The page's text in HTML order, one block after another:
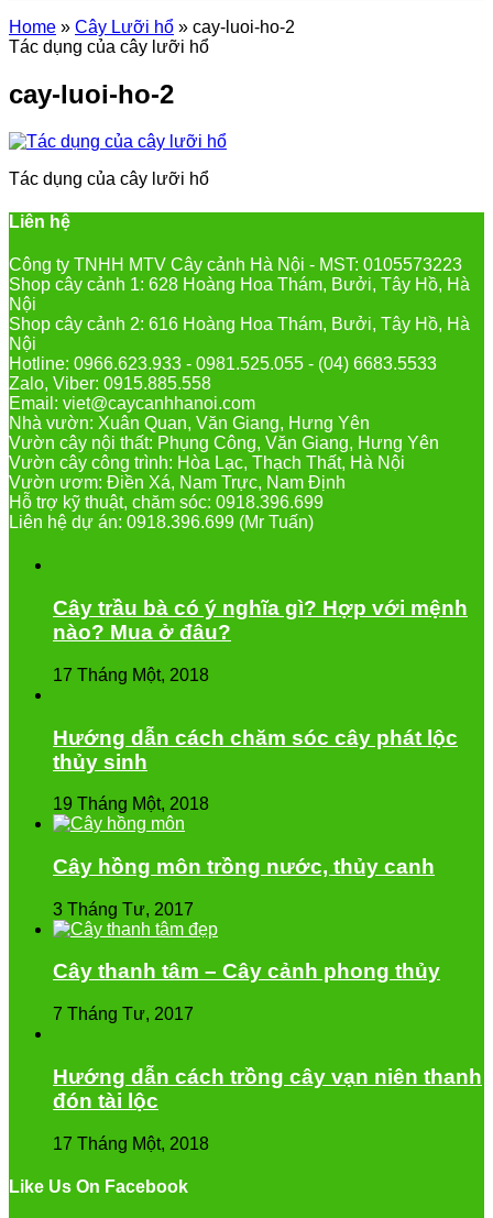
Home » Cây Lưỡi hổ » cay-luoi-ho-2
Tác dụng của cây lưỡi hổ
cay-luoi-ho-2
Tác dụng của cây lưỡi hổ
Liên hệ
Công ty TNHH MTV Cây cảnh Hà Nội - MST: 0105573223
Shop cây cảnh 1: 628 Hoàng Hoa Thám, Bưởi, Tây Hồ, Hà
Nội
Shop cây cảnh 2: 616 Hoàng Hoa Thám, Bưởi, Tây Hồ, Hà
Nội
Hotline: 0966.623.933 - 0981.525.055 - (04) 6683.5533
Zalo, Viber: 0915.885.558
Email: viet@caycanhhanoi.com
Nhà vườn: Xuân Quan, Văn Giang, Hưng Yên
Vườn cây nội thất: Phụng Công, Văn Giang, Hưng Yên
Vườn cây công trình: Hòa Lạc, Thạch Thất, Hà Nội
Vườn ươm: Điền Xá, Nam Trực, Nam Định
Hỗ trợ kỹ thuật, chăm sóc: 0918.396.699
Liên hệ dự án: 0918.396.699 (Mr Tuấn)
Cây trầu bà có ý nghĩa gì? Hợp với mệnh
nào? Mua ở đâu?
17 Tháng Một, 2018
Hướng dẫn cách chăm sóc cây phát lộc
thủy sinh
19 Tháng Một, 2018
Cây hồng môn trồng nước, thủy canh
3 Tháng Tư, 2017
Cây thanh tâm – Cây cảnh phong thủy
7 Tháng Tư, 2017
Hướng dẫn cách trồng cây vạn niên thanh
đón tài lộc
17 Tháng Một, 2018
Like Us On Facebook